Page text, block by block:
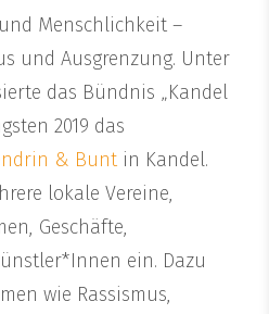
Menschlichkeit –
und Ausgrenzung. Unter
das Bündnis „Kandel
2019 das
& Bunt in Kandel.
lokale Vereine,
Geschäfte,
ein. Dazu
wie Rassismus,